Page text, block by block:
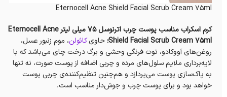
Eternocell Acne Shield Facial Scrub Cream 75ml
کرم اسکراب مناسب پوست چرب اترنوسل 75 میلی لیتر Eternocell Acne
Shield Facial Scrub Cream 75ml؛ حاویکائولن، موم زنبور عسل،
روغن‌های آووکادو، توت فرنگی وحشی و برگ درخت چای می‌باشد که با
لایه‌برداری ملایم سلول‌های مرده و چربی اضافه از پوست صورت، نه تنها
به پاک‌سازی پوست می‌پردازد و هم‌چنین تنظیم‌کننده‌ی چربی پوست
خواهد بود و برای پوست چرب و جوش‌دار مناسب است.